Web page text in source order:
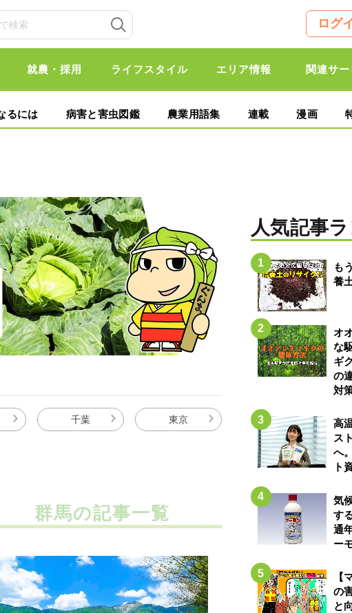
ログ
就農・採用 ライフスタイル エリア情報 関連サー
るには 病害と害虫図鑑 農業用語集 連載 漫画
千葉 東京
群馬の記事一覧
人気記事
も
養
オ
な
ギ
の
対
高
ス
へ
ト
気
す
通
ー
【
の
と